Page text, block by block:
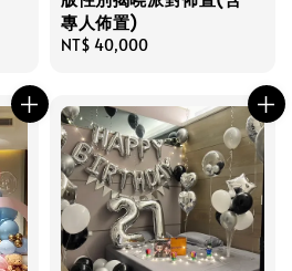
專人佈置)
Regular
NT$ 40,000